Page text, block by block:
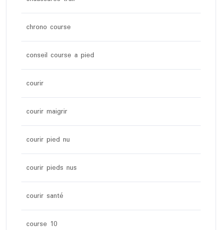
chrono course
conseil course a pied
courir
courir maigrir
courir pied nu
courir pieds nus
courir santé
course 10